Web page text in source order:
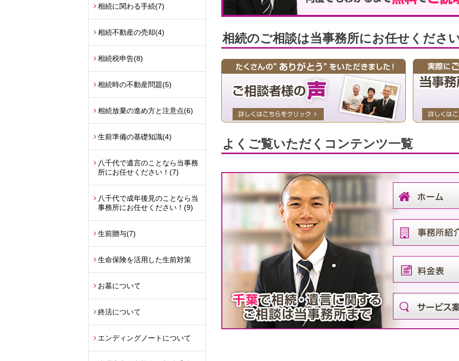
相続のご相談は当事務所にお任せくださ
よくご覧いただくコンテンツ一覧
相続に関わる手続(7)
相続不動産の売却(4)
相続税申告(8)
相続時の不動産問題(5)
相続放棄の進め方と注意点(6)
生前準備の基礎知識(4)
八千代で遺言のことなら当事務
所にお任せください！ (7)
八千代で成年後見のことなら当
事務所にお任せください！ (9)
生前贈与(7)
生命保険を活用した生前対策
お墓について
終活について
エンディングノートについて